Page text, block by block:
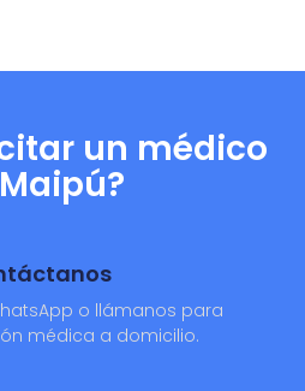
un médico
o llámanos para
médica a domicilio.